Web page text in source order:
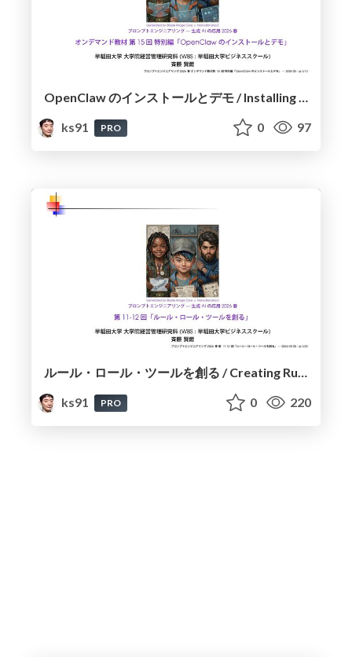
OpenClaw のインストールとデモ / Installing and Demonstrating OpenClaw
ks91
PRO 0 97
ルール・ロール・ツールを創る / Creating Rules, Roles and Tools
ks91
PRO 0 220